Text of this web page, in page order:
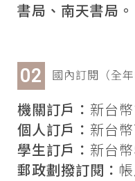
書局、南天書局。
國內訂閱（全年
機關訂戶： 新台
個人訂戶： 新台
學生訂戶： 新台
郵政劃撥訂閱：